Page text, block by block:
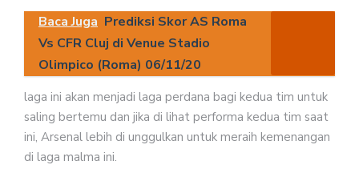
Baca Juga Prediksi Skor AS Roma
Vs CFR Cluj di Venue Stadio
Olimpico (Roma) 06/11/20
laga ini akan menjadi laga perdana bagi kedua tim untuk
saling bertemu dan jika di lihat performa kedua tim saat
ini, Arsenal lebih di unggulkan untuk meraih kemenangan
di laga malma ini.